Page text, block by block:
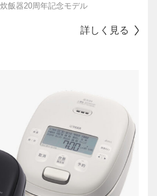
飯器20周年記念モデル
詳しく見る